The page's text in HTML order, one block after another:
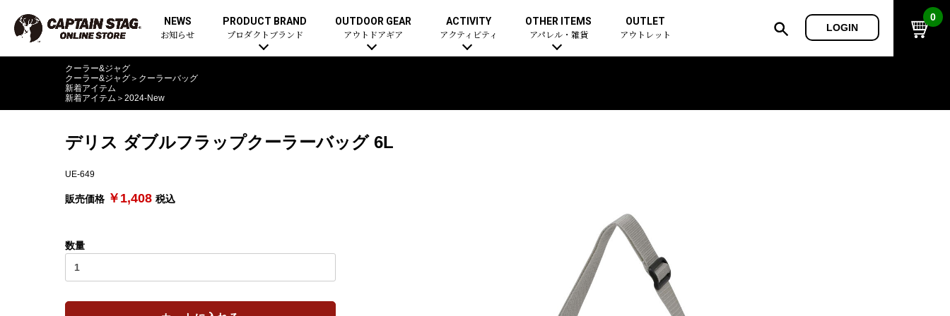
NEWS
お知らせ
PRODUCT BRAND
プロダクトブランド
OUTDOOR GEAR
アウトドアギア
ACTIVITY
アクティビティ
OTHER ITEMS
アパレル・雑貨
OUTLET
アウトレット
LOGIN
0
クーラー&ジャグ
クーラー&ジャグ ＞ クーラーバッグ
新着アイテム
新着アイテム ＞ 2024-New
デリス ダブルフラップクーラーバッグ 6L
UE-649
販売価格 ￥1,408 税込
数量